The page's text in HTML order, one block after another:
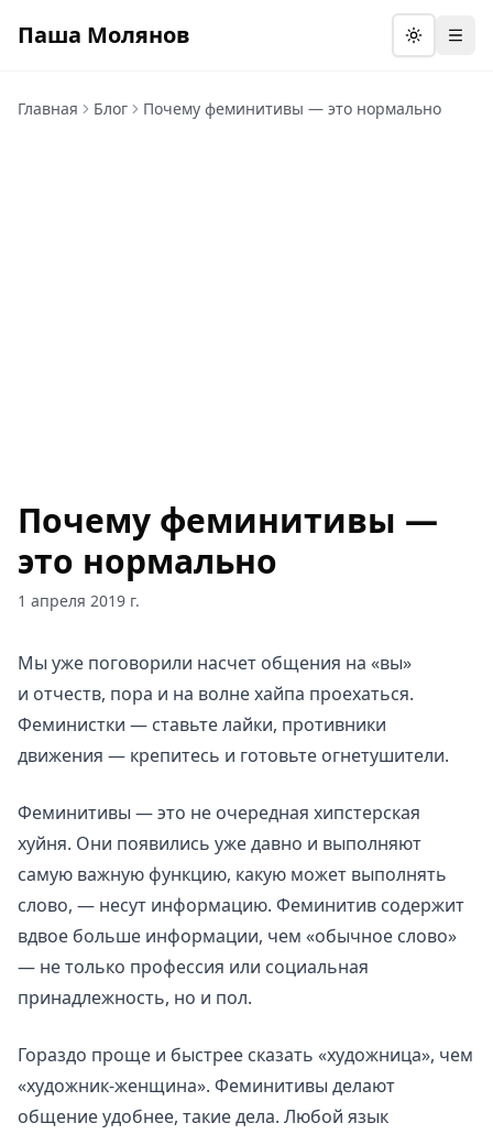
Паша Молянов
Главная Блог Почему феминитивы — это нормально
Почему феминитивы —
это нормально
1 апреля 2019 г.
Мы уже поговорили насчет общения на «вы»
и отчеств, пора и на волне хайпа проехаться.
Феминистки — ставьте лайки, противники
движения — крепитесь и готовьте огнетушители.
Феминитивы — это не очередная хипстерская
хуйня. Они появились уже давно и выполняют
самую важную функцию, какую может выполнять
слово, — несут информацию. Феминитив содержит
вдвое больше информации, чем «обычное слово»
— не только профессия или социальная
принадлежность, но и пол.
Гораздо проще и быстрее сказать «художница», чем
«художник-женщина». Феминитивы делают
общение удобнее, такие дела. Любой язык